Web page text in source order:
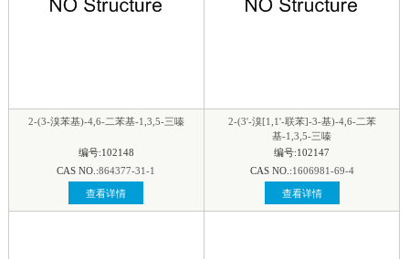
2-(3-溴苯基)-4,6-二苯基-1,3,5-三嗪
编号:102148
CAS NO.:864377-31-1
查看详情
2-(3'-溴[1,1'-联苯]-3-基)-4,6-二苯
基-1,3,5-三嗪
编号:102147
CAS NO.:1606981-69-4
查看详情